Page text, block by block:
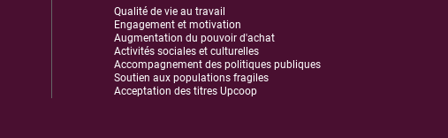
Qualité de vie au travail
Engagement et motivation
Augmentation du pouvoir d'achat
Activités sociales et culturelles
Accompagnement des politiques publiques
Soutien aux populations fragiles
Acceptation des titres Upcoop